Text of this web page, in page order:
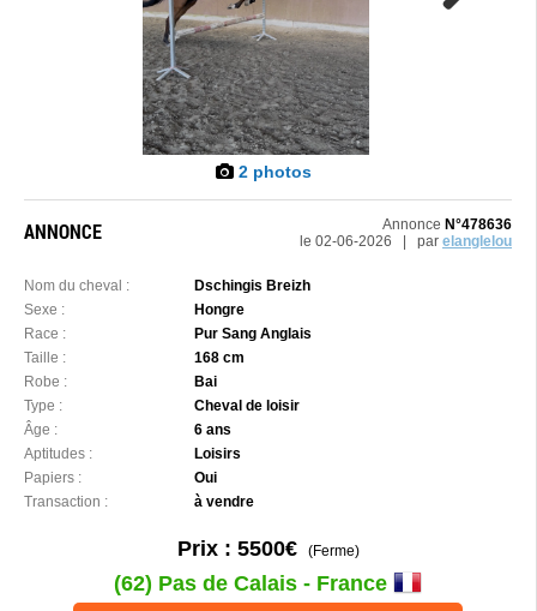
2 photos
ANNONCE Annonce N°478636
le 02-06-2026 | par elanglelou
Nom du cheval :
Dschingis Breizh
Sexe :
Hongre
Race :
Pur Sang Anglais
Taille :
168 cm
Robe :
Bai
Type :
Cheval de loisir
Âge :
6 ans
Aptitudes :
Loisirs
Papiers :
Oui
Transaction :
à vendre
Prix : 5500€(Ferme)
(62) Pas de Calais - France